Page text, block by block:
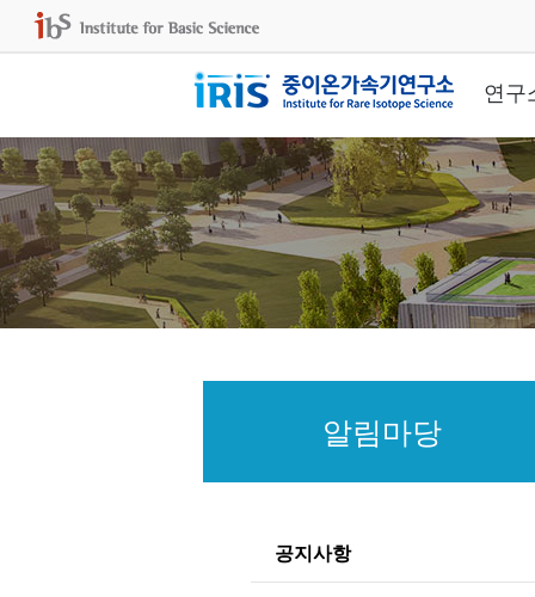
연구
알림마당
공지사항